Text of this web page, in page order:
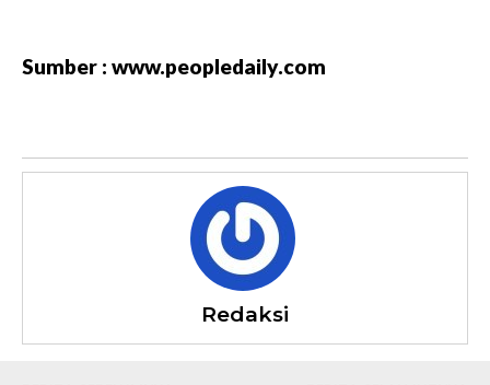
Sumber : www.peopledaily.com
Redaksi